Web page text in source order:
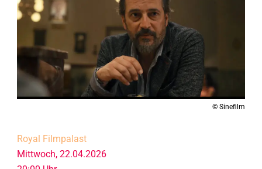
© Sinefilm
Royal Filmpalast
Mittwoch, 22.04.2026